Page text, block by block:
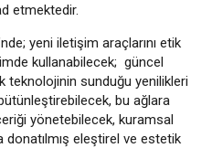
etmektedir.
yeni iletişim araçlarını etik
kullanabilecek; güncel
teknolojinin sunduğu yenilikleri
bu ağlara
yönetebilecek, kuramsal
eleştirel ve estetik